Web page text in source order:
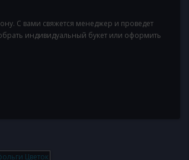
С вами свяжется менеджер и проведет
индивидуальный букет или оформить